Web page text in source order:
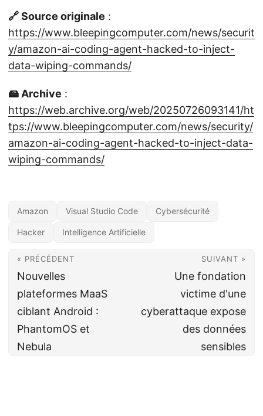
🔗 Source originale :
https://www.bleepingcomputer.com/news/securit
y/amazon-ai-coding-agent-hacked-to-inject-
data-wiping-commands/
🖴 Archive :
https://web.archive.org/web/20250726093141/ht
tps://www.bleepingcomputer.com/news/security/
amazon-ai-coding-agent-hacked-to-inject-data-
wiping-commands/
Amazon Visual Studio Code Cybersécurité
Hacker Intelligence Artificielle
« PRÉCÉDENT
Nouvelles
plateformes MaaS
ciblant Android :
PhantomOS et
Nebula
SUIVANT »
Une fondation
victime d'une
cyberattaque expose
des données
sensibles